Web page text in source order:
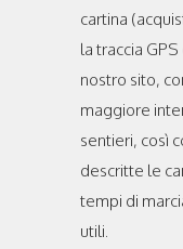
cartina
la traccia
nostro sito,
maggiore
sentieri, così
descritte le
tempi di
utili.